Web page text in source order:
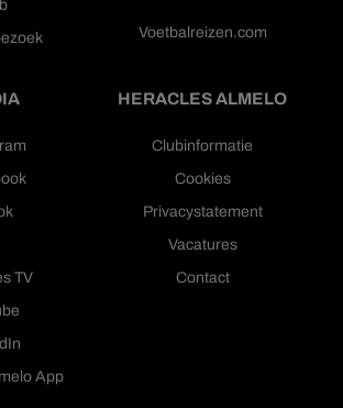
Voetbalreizen.com
TV
App
HERACLES ALMELO
Clubinformatie
Cookies
Privacystatement
Vacatures
Contact